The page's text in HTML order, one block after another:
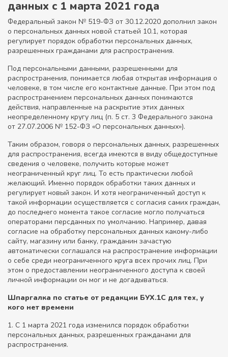
данных с 1 марта 2021 года
Федеральный закон № 519-ФЗ от 30.12.2020 дополнил закон
о персональных данных новой статьей 10.1, которая
регулирует порядок обработки персональных данных,
разрешенных гражданами для распространения.
Под персональными данными, разрешенными для
распространения, понимается любая открытая информация о
человеке, в том числе его контактные данные. При этом под
распространением персональных данных понимаются
действия, направленные на раскрытие этих данных
неопределенному кругу лиц (п. 5 ст. 3 Федерального закона
от 27.07.2006 № 152-ФЗ «О персональных данных»).
Таким образом, говоря о персональных данных, разрешенных
для распространения, всегда имеются в виду общедоступные
сведения о человеке, получить которые может
неограниченный круг лиц. То есть практически любой
желающий. Именно порядок обработки таких данных и
регулирует новый закон. И хотя неограниченный доступ к
такой информации осуществляется с согласия самих граждан,
до последнего момента такое согласие могло получаться
операторами персданных по умолчанию. Например, давая
согласие на обработку персональных данных какому-либо
сайту, магазину или банку, гражданин зачастую
автоматически соглашался на распространение информации
о себе среди неограниченного круга всех прочих лиц. При
этом о предоставлении неограниченного доступа к своей
личной информации он мог и не догадываться.
Шпаргалка по статье от редакции БУХ.1С для тех, у
кого нет времени
1. С 1 марта 2021 года изменился порядок обработки
персональных данных, разрешенных гражданами для
распространения.